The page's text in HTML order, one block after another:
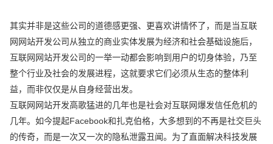
其实并非是这些公司的道德感更强、更喜欢讲情怀了，而是当互联
网网站开发公司从独立的商业实体发展为经济和社会基础设施后，
互联网网站开发公司的一举一动都会影响到用户的切身体验，乃至
整个行业及社会的发展进程，这就要求它们必须从生态的整体利
益，而非仅仅是从自身经营出发。
互联网网站开发高歌猛进的几年也是社会对互联网爆发信任危机的
几年。如今提起Facebook和扎克伯格，大多想到的不再是社交巨头
的传奇，而是一次又一次的隐私泄露丑闻。为了直面解决科技发展